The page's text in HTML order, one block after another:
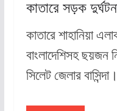
কাতারে সড়ক
কাতারে শাহানিয়া
বাংলাদেশিসহ ছয়জন
সিলেট জেলার